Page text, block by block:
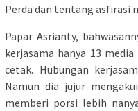
Perda dan tentang asfirasi
Papar Asrianty,
kerjasama hanya 13
cetak. Hubungan
Namun dia jujur
memberi porsi lebih